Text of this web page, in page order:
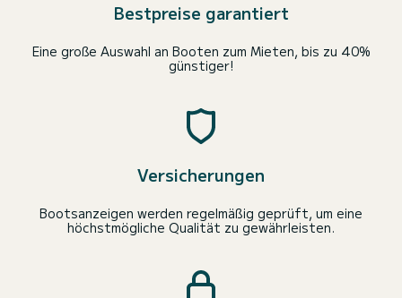
Bestpreise garantiert
Eine große Auswahl an Booten zum Mieten, bis zu 40%
günstiger!
Versicherungen
Bootsanzeigen werden regelmäßig geprüft, um eine
höchstmögliche Qualität zu gewährleisten.